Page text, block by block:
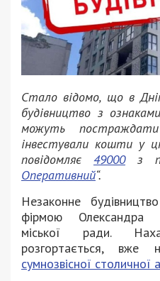
Стало відомо, що в
будівництво з
можуть
інвестували кошти у
повідомляє 49000з
Оперативний“.
Незаконне
фірмою Олександра
міської ради.
розгортається, вже
сумнозвісної столичної